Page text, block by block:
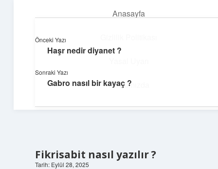
Anasayfa
Hakkımızda
Günlük Hatırlatmalar
Keyifli vakit için kısa ve eğlenceli içerikler.
Fikrisabit nasıl yazılır ?
Tarih: Eylül 28, 2025
Önceki Yazı
Haşr nedir diyanet ?
Sonraki Yazı
Gabro nasıl bir kayaç ?